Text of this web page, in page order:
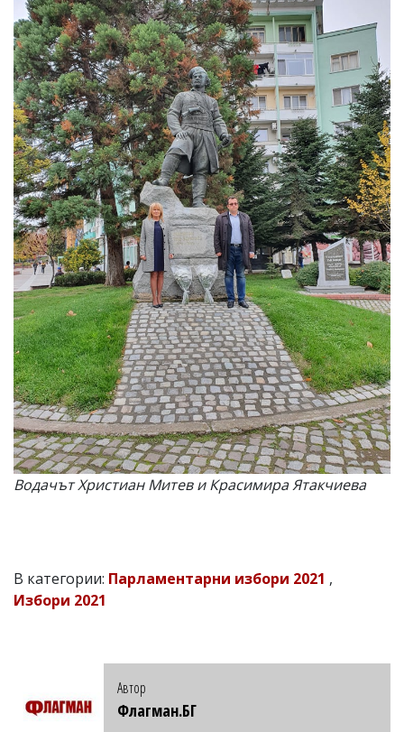
Водачът Христиан Митев и Красимира Ятакчиева
В категории: Парламентарни избори 2021 ,
Избори 2021
Автор
Флагман.БГ